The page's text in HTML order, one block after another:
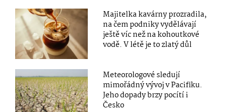
Majitelka kavárny prozradila,
na čem podniky vydělávají
ještě víc než na kohoutkové
vodě. V létě je to zlatý důl
Meteorologové sledují
mimořádný vývoj v Pacifiku.
Jeho dopady brzy pocítí i
Česko